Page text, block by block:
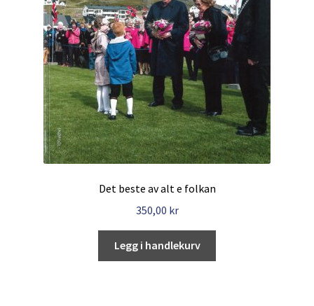
Det beste av alt e folkan
350,00 kr
Legg i handlekurv